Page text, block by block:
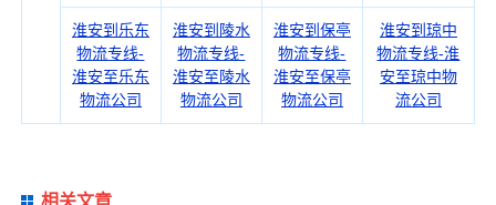
淮安到乐东
物流专线-
淮安至乐东
物流公司
淮安到陵水
物流专线-
淮安至陵水
物流公司
淮安到保亭
物流专线-
淮安至保亭
物流公司
淮安到琼中
物流专线-淮
安至琼中物
流公司
相关文章